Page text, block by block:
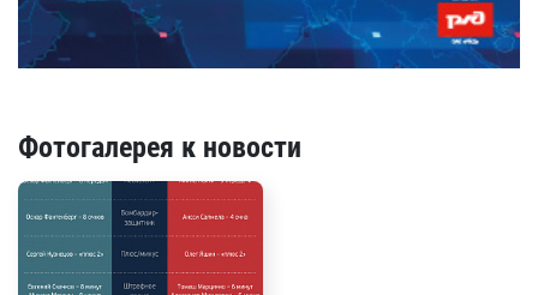
Фотогалерея к новости